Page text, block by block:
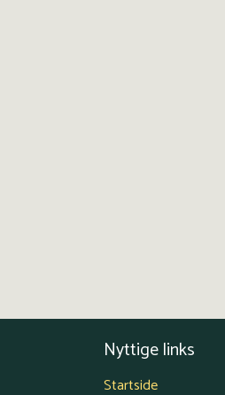
Nyttige links
Startside